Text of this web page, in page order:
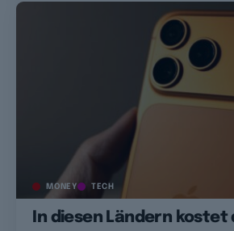
MONEY TECH
In diesen Ländern kostet